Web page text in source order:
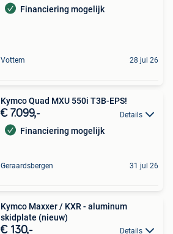
Financiering mogelijk
Vottem 28 jul 26
Kymco Quad MXU 550i T3B-EPS!
€ 7.099,- Details
Financiering mogelijk
Geraardsbergen 31 jul 26
Kymco Maxxer / KXR - aluminum
skidplate (nieuw)
€ 130,- Details